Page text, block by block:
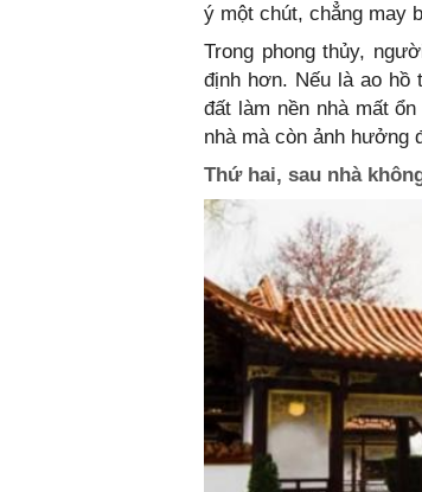
ý một chút, chẳng may
Trong phong thủy,
định hơn. Nếu là ao hồ
đất làm nền nhà mất
nhà mà còn ảnh hưởng
Thứ hai, sau nhà